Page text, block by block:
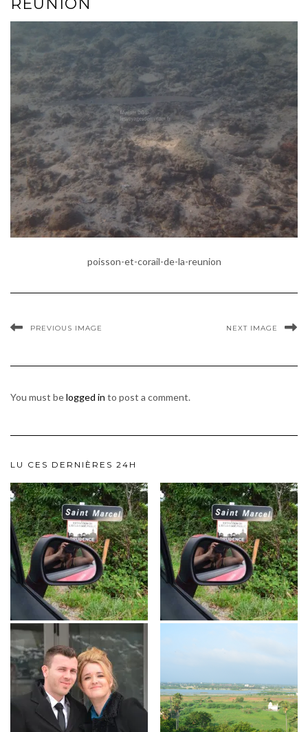
REUNION
poisson-et-corail-de-la-reunion
PREVIOUS IMAGE NEXT IMAGE
You must belogged in to post a comment.
LU CES DERNIÈRES 24H